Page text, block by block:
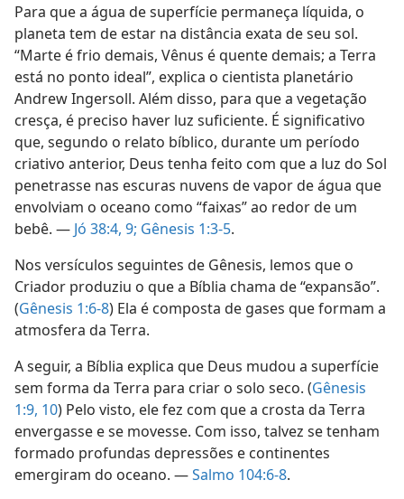
Para que a água de superfície permaneça líquida, o
planeta tem de estar na distância exata de seu sol.
“Marte é frio demais, Vênus é quente demais; a Terra
está no ponto ideal”, explica o cientista planetário
Andrew Ingersoll. Além disso, para que a vegetação
cresça, é preciso haver luz suficiente. É significativo
que, segundo o relato bíblico, durante um período
criativo anterior, Deus tenha feito com que a luz do Sol
penetrasse nas escuras nuvens de vapor de água que
envolviam o oceano como “faixas” ao redor de um
bebê. — Jó 38:4, 9; Gênesis 1:3-5.
Nos versículos seguintes de Gênesis, lemos que o
Criador produziu o que a Bíblia chama de “expansão”.
(Gênesis 1:6-8) Ela é composta de gases que formam a
atmosfera da Terra.
A seguir, a Bíblia explica que Deus mudou a superfície
sem forma da Terra para criar o solo seco. (Gênesis
1:9, 10) Pelo visto, ele fez com que a crosta da Terra
envergasse e se movesse. Com isso, talvez se tenham
formado profundas depressões e continentes
emergiram do oceano. —Salmo 104:6-8.